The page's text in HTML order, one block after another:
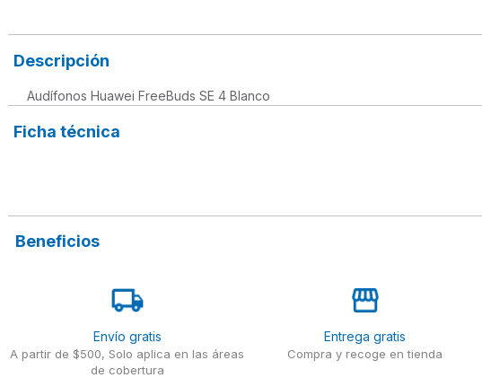
Descripción
Audífonos Huawei FreeBuds SE 4 Blanco
Ficha técnica
Beneficios
Envío gratis
A partir de $500, Solo aplica en las áreas
de cobertura
Entrega gratis
Compra y recoge en tienda